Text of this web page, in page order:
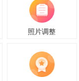
照片调整